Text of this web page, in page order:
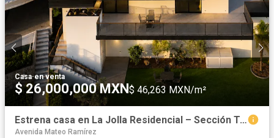
Casa·en venta
$ 26,000,000 MXN$ 46,263 MXN/m²
Estrena casa en La Jolla Residencial – Sección Turquesas
Avenida Mateo Ramírez